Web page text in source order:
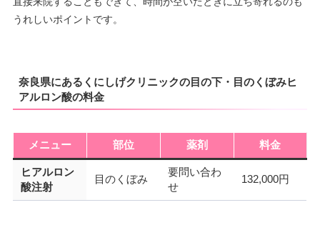
うれしいポイントです。
奈良県にあるくにしげクリニックの目の下・目のくぼみヒ
アルロン酸の料金
メニュー 部位 薬剤 料金
ヒアルロン
酸注射
目のくぼみ
要問い合わ
せ
132,000円